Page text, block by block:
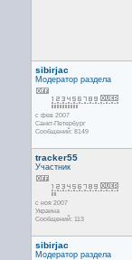
sibirjac
Модератор раздела
с фев 2007
Санкт-Петербург
Сообщений: 8149
tracker55
Участник
с ноя 2007
Украина
Сообщений: 113
sibirjac
Модератор раздела